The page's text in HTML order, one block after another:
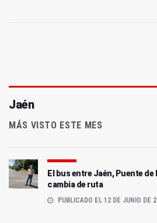
Jaén
MÁS VISTO ESTE MES
El bus entre Jaén, Puente
cambia de ruta
PUBLICADO EL 12 DE JUNIO DE